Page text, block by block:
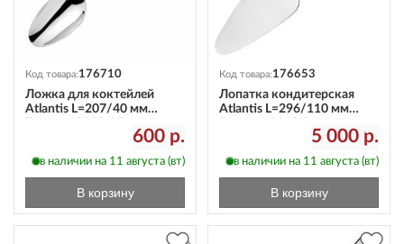
Код товара:176710
Ложка для коктейлей
Atlantis L=207/40 мм
600 р.
в наличии на 11 августа (вт)
В корзину
Код товара:176653
Лопатка кондитерская
Atlantis L=296/110 мм
5 000 р.
в наличии на 11 августа (вт)
В корзину